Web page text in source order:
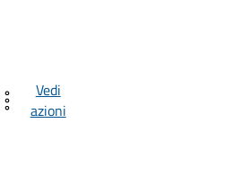
Vedi
azioni